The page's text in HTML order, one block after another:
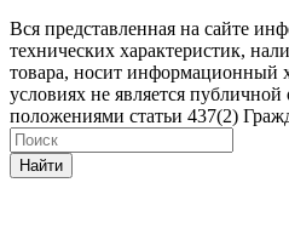
Вся представленная на сайте
технических характеристик,
товара, носит информационный
условиях не является
положениями статьи 437(2)
Найти